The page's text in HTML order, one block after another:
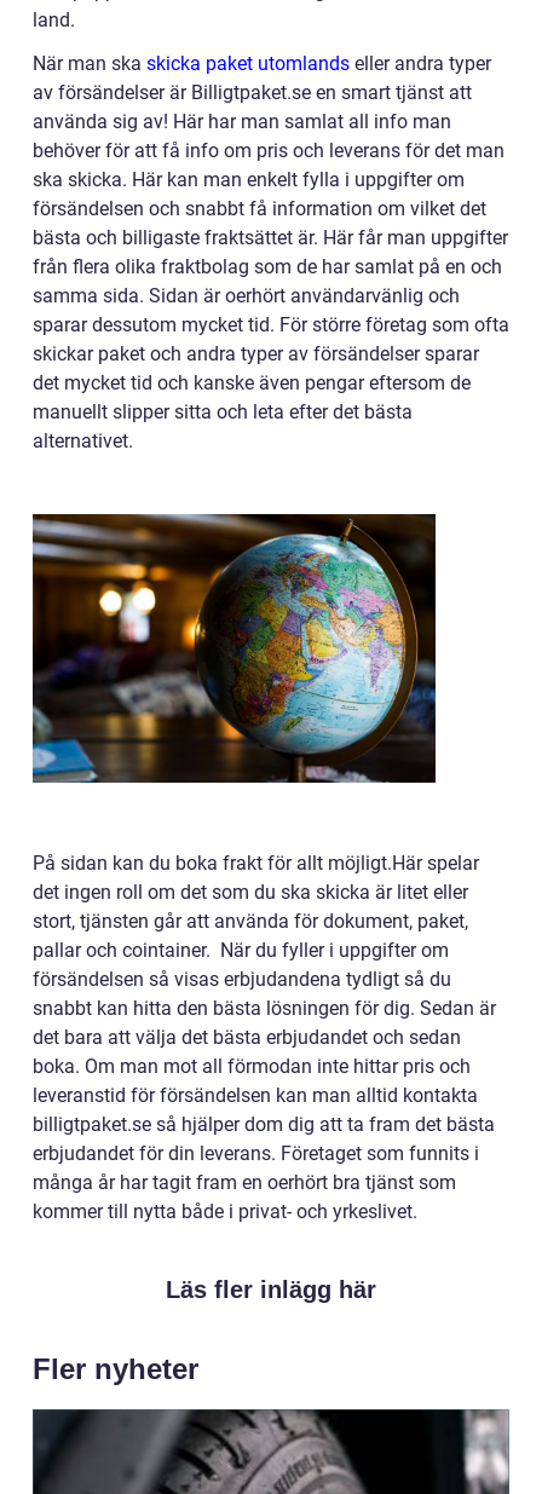
land.
När man ska skicka paket utomlands eller andra typer
av försändelser är Billigtpaket.se en smart tjänst att
använda sig av! Här har man samlat all info man
behöver för att få info om pris och leverans för det man
ska skicka. Här kan man enkelt fylla i uppgifter om
försändelsen och snabbt få information om vilket det
bästa och billigaste fraktsättet är. Här får man uppgifter
från flera olika fraktbolag som de har samlat på en och
samma sida. Sidan är oerhört användarvänlig och
sparar dessutom mycket tid. För större företag som ofta
skickar paket och andra typer av försändelser sparar
det mycket tid och kanske även pengar eftersom de
manuellt slipper sitta och leta efter det bästa
alternativet.
På sidan kan du boka frakt för allt möjligt.Här spelar
det ingen roll om det som du ska skicka är litet eller
stort, tjänsten går att använda för dokument, paket,
pallar och cointainer. När du fyller i uppgifter om
försändelsen så visas erbjudandena tydligt så du
snabbt kan hitta den bästa lösningen för dig. Sedan är
det bara att välja det bästa erbjudandet och sedan
boka. Om man mot all förmodan inte hittar pris och
leveranstid för försändelsen kan man alltid kontakta
billigtpaket.se så hjälper dom dig att ta fram det bästa
erbjudandet för din leverans. Företaget som funnits i
många år har tagit fram en oerhört bra tjänst som
kommer till nytta både i privat- och yrkeslivet.
Läs fler inlägg här
Fler nyheter